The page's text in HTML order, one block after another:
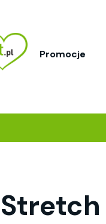
Promocje